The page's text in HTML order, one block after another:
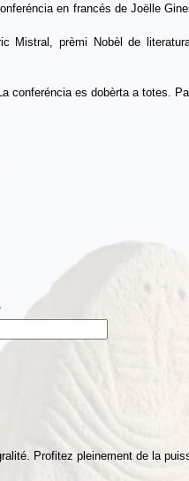
en francés de Joëlle
Mistral, prèmi Nobèl de
conferéncia es dobèrta a totes.
Profitez pleinement de la